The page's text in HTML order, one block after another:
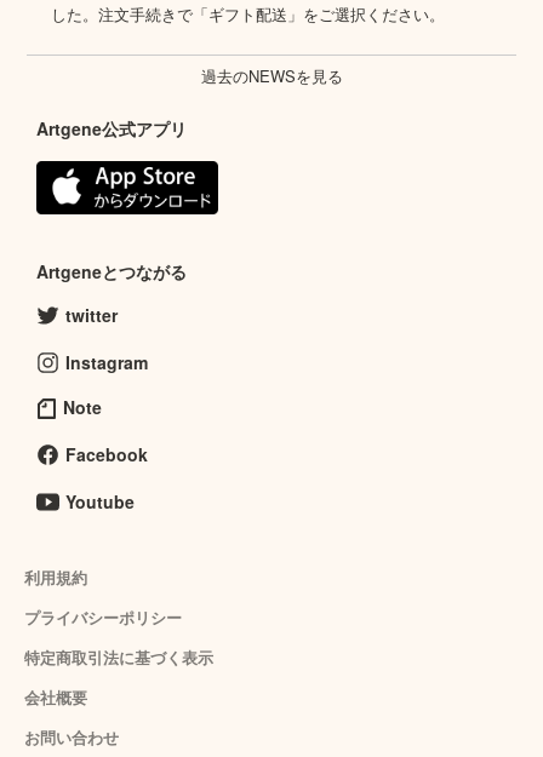
した。注文手続きで「ギフト配送」をご選択ください。
過去のNEWSを見る
Artgene公式アプリ
Artgeneとつながる
twitter
Instagram
Note
Facebook
Youtube
利用規約
プライバシーポリシー
特定商取引法に基づく表示
会社概要
お問い合わせ